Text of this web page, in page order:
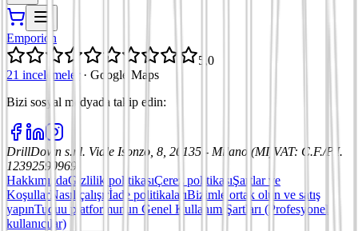
Emporion
5,0
21 incelemeler
· Google Maps
Bizi sosyal medyada takip edin:
DrillDown s.r.l. Viale Isonzo, 8, 20135 - Milano (MI) VAT: C.F./P.I.
12392590969
HakkımızdaGizlilik politikasıÇerez politikasıŞartlar ve
KoşullarNasıl çalışırİade politikalarıBizimle ortak olun ve satış
yapınTuduu platformunun Genel Kullanım Şartları (Profesyonel
kullanıcılar)